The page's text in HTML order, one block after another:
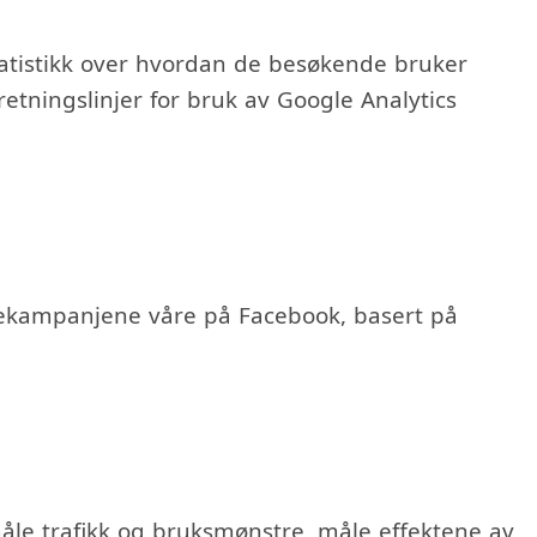
over hvordan de besøkende bruker
for bruk av Google Analytics
våre på Facebook, basert på